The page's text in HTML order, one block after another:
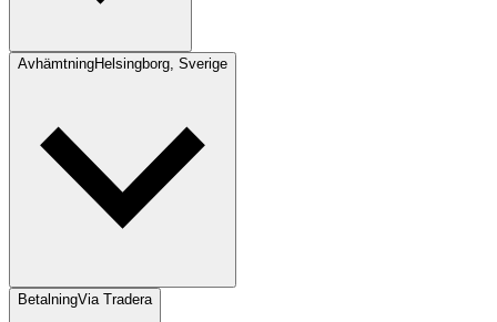
AvhämtningHelsingborg, Sverige
BetalningVia Tradera